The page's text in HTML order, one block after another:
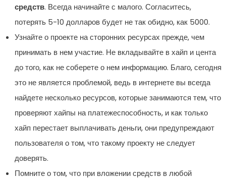
средств. Всегда начинайте с малого. Согласитесь,
потерять 5-10 долларов будет не так обидно, как 5000.
Узнайте о проекте на сторонних ресурсах прежде, чем
принимать в нем участие. Не вкладывайте в хайп и цента
до того, как не соберете о нем информацию. Благо, сегодня
это не является проблемой, ведь в интернете вы всегда
найдете несколько ресурсов, которые занимаются тем, что
проверяют хайпы на платежеспособность, и как только
хайп перестает выплачивать деньги, они предупреждают
пользователя о том, что такому проекту не следует
доверять.
Помните о том, что при вложении средств в любой